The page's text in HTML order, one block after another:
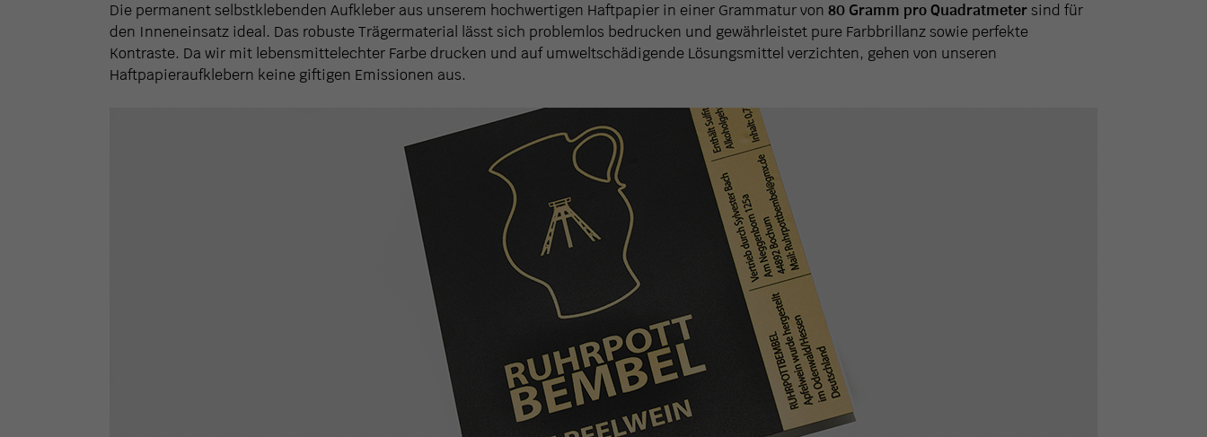
Die permanent selbstklebenden Aufkleber aus unserem hochwertigen Haftpapier in einer Grammatur von 80 Gramm pro Quadratmeter sind für
den Inneneinsatz ideal. Das robuste Trägermaterial lässt sich problemlos bedrucken und gewährleistet pure Farbbrillanz sowie perfekte
Kontraste. Da wir mit lebensmittelechter Farbe drucken und auf umweltschädigende Lösungsmittel verzichten, gehen von unseren
Haftpapieraufklebern keine giftigen Emissionen aus.